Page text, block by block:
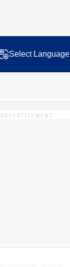
Select Language
ADVERTISEMENT